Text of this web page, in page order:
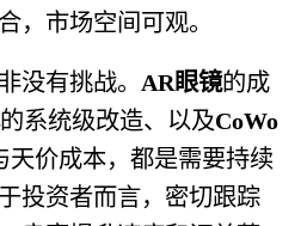
，市场空间可观。
没有挑战。​AR眼镜的成
的系统级改造、以及CoWo
天价成本，都是需要持续
投资者而言，密切跟踪